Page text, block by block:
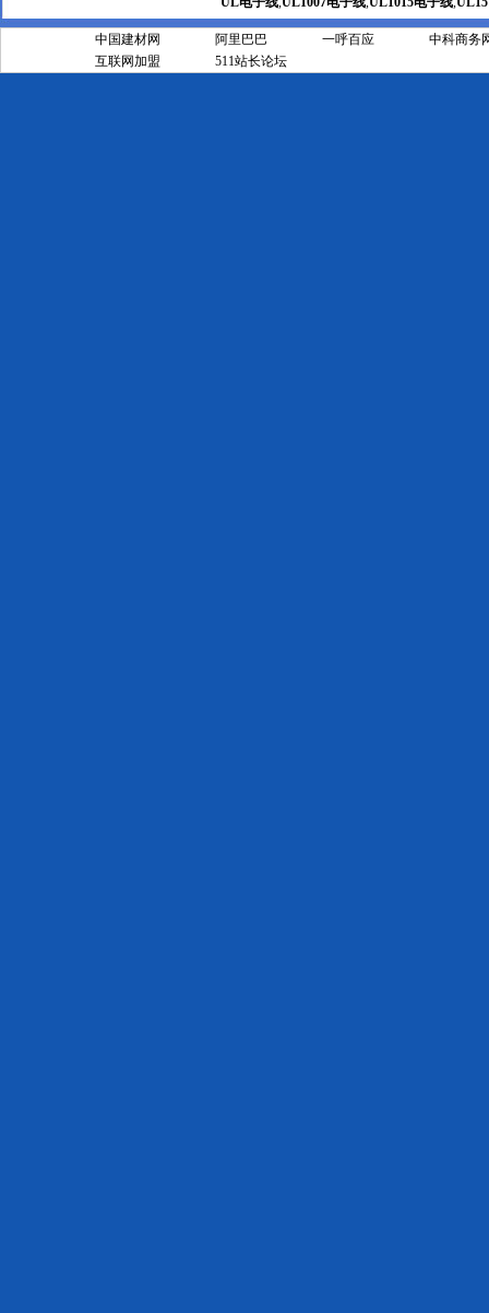
中国建材网 阿里巴巴 一呼百应
中科商务
互联网加盟
511站长论坛